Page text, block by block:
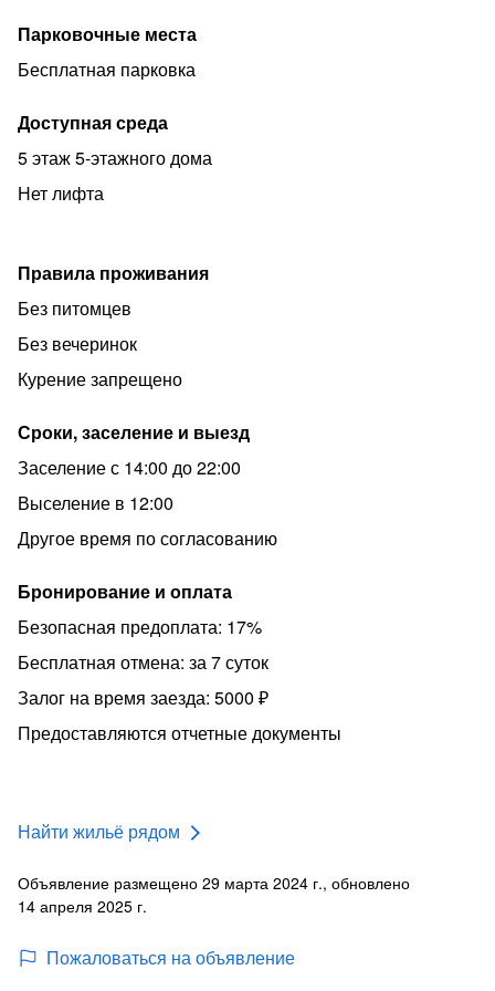
1. У нас не курят (любые виды курения) Место для
курения организовано на 1 этаже
2. Не больше 2-х человек, вечеринки и громкий шум
запрещен, мы очень любим наших соседей
3. К сожалению с питомцами у нас нельзя
Залог 5000₽, возвращается после проверки квартиры
горничной.
оферты и предоставить фото паспорта.
Заезд после 14:00, Выезд до 12:00.
Парковочные места
Бесплатная парковка
Доступная среда
5 этаж 5-этажного дома
Нет лифта
Правила проживания
Без питомцев
Без вечеринок
Курение запрещено
Сроки, заселение и выезд
Заселение с 14:00 до 22:00
Выселение в 12:00
Другое время по согласованию
Бронирование и оплата
Безопасная предоплата: 17%
Бесплатная отмена: за 7 суток
Залог на время заезда: 5000 ₽
Предоставляются отчетные документы
Найти жильё рядом
Объявление размещено 29 марта 2024 г., обновлено
14 апреля 2025 г.
Пожаловаться на объявление